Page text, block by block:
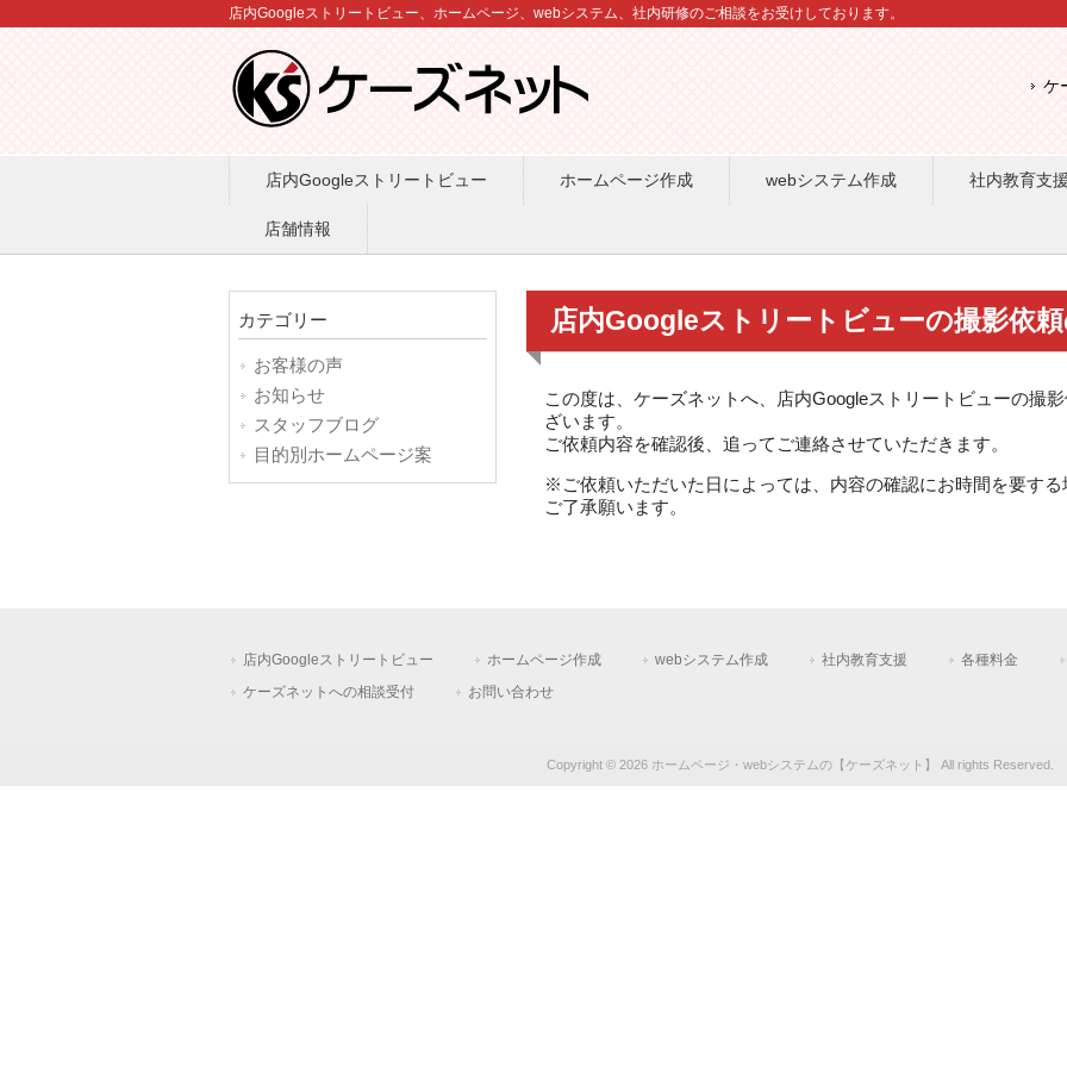
店内Googleストリートビュー、ホームページ、webシステム、社内研修のご相談をお受けしております。
ケ
店内Googleストリートビュー ホームページ作成 webシステム作成 社内教育支援
店舗情報
店内Googleストリートビューの撮影依
この度は、ケーズネットへ、店内Googleストリートビューの撮
ざいます。
ご依頼内容を確認後、追ってご連絡させていただきます。
※ご依頼いただいた日によっては、内容の確認にお時間を要す
ご了承願います。
カテゴリー
お客様の声
お知らせ
スタッフブログ
目的別ホームページ案
店内Googleストリートビュー ホームページ作成 webシステム作成 社内教育支援 各種料金
ケーズネットへの相談受付
お問い合わせ
Copyright © 2026 ホームページ・webシステムの【ケーズネット】 All rights Reserved.